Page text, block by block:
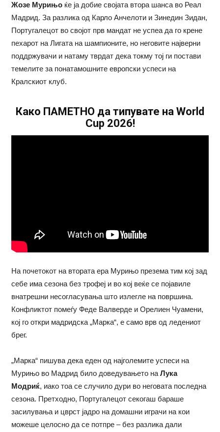
Жозе Мурињоќе ја добие својата втора шанса во Реал
Мадрид. За разлика од Карло Анчелоти и Зинедин Зидан,
Португалецот во својот прв мандат не успеа да го крене
пехарот на Лигата на шампионите, но неговите најверни
поддржувачи и натаму тврдат дека токму тој ги постави
темелите за понатамошните европски успеси на
Кралскиот клуб.
Како ПАМЕТНО да типувате на World
Cup 2026!
На почетокот на втората ера Мурињо презема тим кој зад
себе има сезона без трофеј и во кој веќе се појавиле
внатрешни несогласувања што излегле на површина.
Конфликтот помеѓу Феде Валверде и Орелиен Чуамени,
кој го откри мадридска „Марка“, е само врв од ледениот
брег.
„Марка“ пишува дека еден од најголемите успеси на
Мурињо во Мадрид било доведувањето на Лука
Модриќ, иако тоа се случило дури во неговата последна
сезона. Претходно, Португалецот секогаш бараше
засилувања и цврст јадрo на домашни играчи на кои
можеше целосно да се потпре – без разлика дали